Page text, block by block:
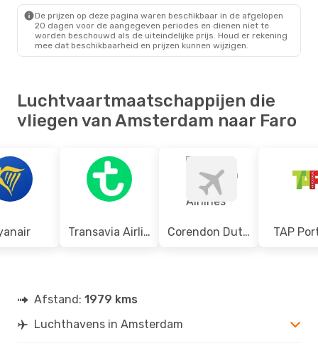
Zo 27 Sep.- Do 1 Okt.
EasyjetDirect
AMS- FAO
Transavia Airlines
De prijzen op deze pagina waren beschikbaar in de afgelopen
20 dagen voor de aangegeven periodes en dienen niet te
worden beschouwd als de uiteindelijke prijs. Houd er rekening
mee dat beschikbaarheid en prijzen kunnen wijzigen.
Luchtvaartmaatschappijen die
vliegen van Amsterdam naar Faro
Transavia Airlines Corendon Dutch Airlines TAP
Afstand: 1979 kms
Luchthavens in Amsterdam